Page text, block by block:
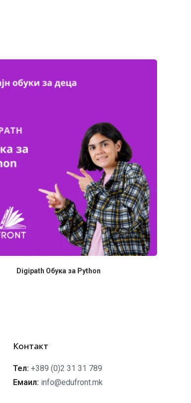
Digipath Обука за Python
Контакт
Тел: +389 (0)2 31 31 789
Емаил: info@edufront.mk